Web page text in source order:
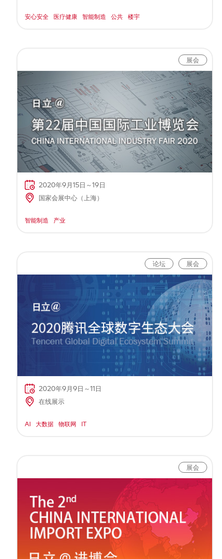
安心安全 医疗健康 智能制造 公共 楼宇
展会
2020年9月15日～19日
国家会展中心（上海）
智能制造 产业
论坛 展会
2020年9月9日～11日
在线展示
AI 大数据 物联网 IT
展会